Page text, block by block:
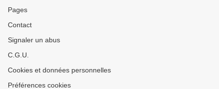
Pages
Contact
Signaler un abus
C.G.U.
Cookies et données personnelles
Préférences cookies